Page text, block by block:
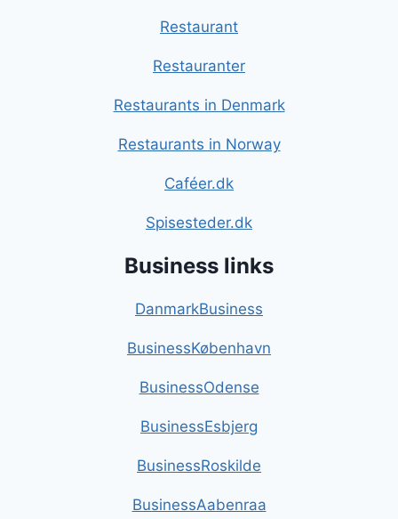
Restaurant
Restauranter
Restaurants in Denmark
Restaurants in Norway
Caféer.dk
Spisesteder.dk
Business links
DanmarkBusiness
BusinessKøbenhavn
BusinessOdense
BusinessEsbjerg
BusinessRoskilde
BusinessAabenraa